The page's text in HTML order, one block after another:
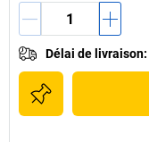
Délai de livraison: